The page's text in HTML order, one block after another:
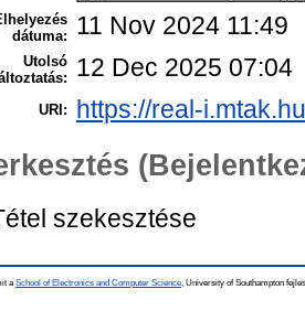
dátuma:
11 Nov 2024 11:49
Utolsó 12 Dec 2025 07:04
URI: https://real-
szekesztése
a School of Electronics and Computer Science , University of Southampton